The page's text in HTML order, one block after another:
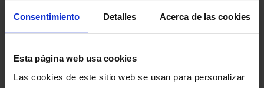
Consentimiento Detalles Acerca de las cookies
Esta página web usa cookies
Las cookies de este sitio web se usan para personalizar
Tarritos de tarta de queso
arándanos y galletas